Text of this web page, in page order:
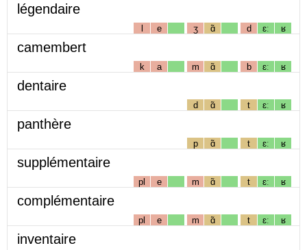
légendaire
l e ʒ ɑ̃ d ɛː ʁ
camembert
k a m ɑ̃ b ɛː ʁ
dentaire
d ɑ̃ t ɛː ʁ
panthère
p ɑ̃ t ɛː ʁ
supplémentaire
pl e m ɑ̃ t ɛː ʁ
complémentaire
pl e m ɑ̃ t ɛː ʁ
inventaire